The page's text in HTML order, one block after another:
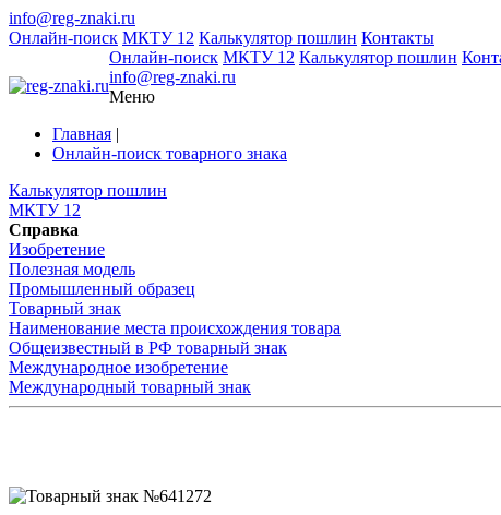
info@reg-znaki.ru
Онлайн-поиск МКТУ 12 Калькулятор пошлин Контакты
Онлайн-поиск МКТУ 12 Калькулятор пошлин
info@reg-znaki.ru
Меню
Главная |
Онлайн-поиск товарного знака
Калькулятор пошлин
МКТУ 12
Справка
Изобретение
Полезная модель
Промышленный образец
Товарный знак
Наименование места происхождения товара
Общеизвестный в РФ товарный знак
Международное изобретение
Международный товарный знак